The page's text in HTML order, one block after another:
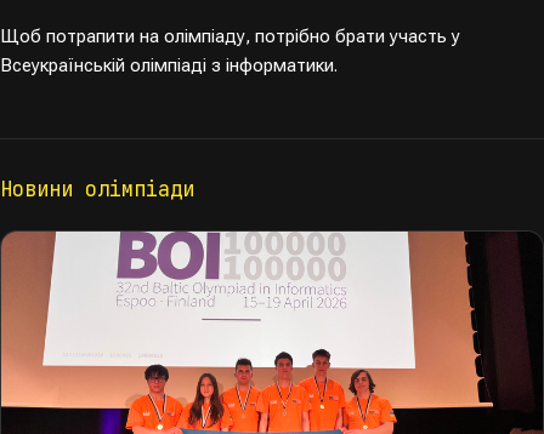
Щоб потрапити на олімпіаду, потрібно брати участь у
Всеукраїнській олімпіаді з інформатики.
Новини олімпіади